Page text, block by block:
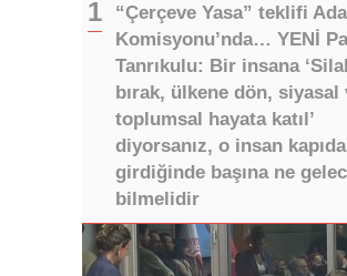
“Çerçeve Yasa” teklifi
Komisyonu’nda… YENİ
Tanrıkulu: Bir insana
bırak, ülkene dön, siyasal
toplumsal hayata katıl’
diyorsanız, o insan
girdiğinde başına ne
bilmelidir